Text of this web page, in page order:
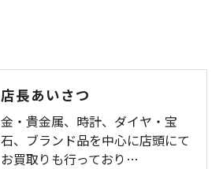
店長あいさつ
金・貴金属、時計、ダイヤ・宝
石、ブランド品を中心に店頭にて
お買取りも行っており…